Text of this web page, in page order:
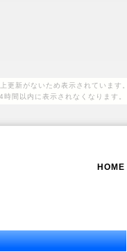
更新がないため表示されています。
間以内に表示されなくなります。
HOME